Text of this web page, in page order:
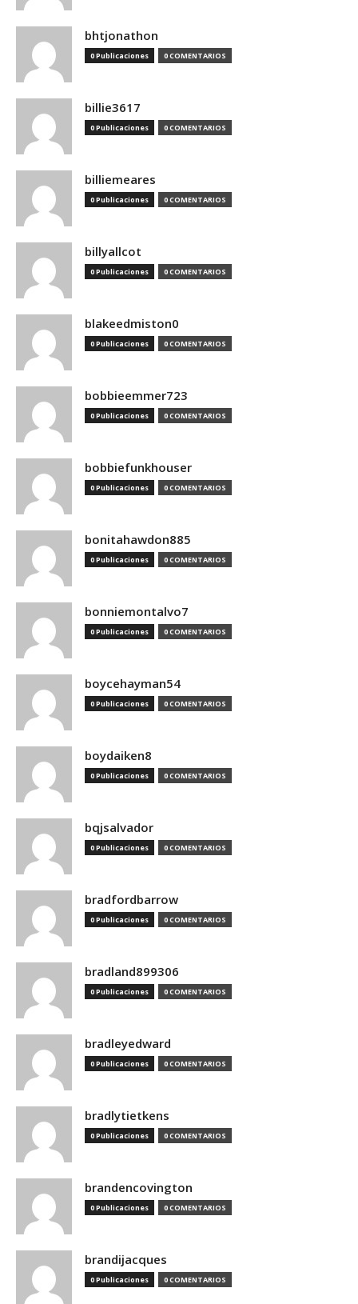
bhtjonathon
0 Publicaciones 0 COMENTARIOS
billie3617
0 Publicaciones 0 COMENTARIOS
billiemeares
0 Publicaciones 0 COMENTARIOS
billyallcot
0 Publicaciones 0 COMENTARIOS
blakeedmiston0
0 Publicaciones 0 COMENTARIOS
bobbieemmer723
0 Publicaciones 0 COMENTARIOS
bobbiefunkhouser
0 Publicaciones 0 COMENTARIOS
bonitahawdon885
0 Publicaciones 0 COMENTARIOS
bonniemontalvo7
0 Publicaciones 0 COMENTARIOS
boycehayman54
0 Publicaciones 0 COMENTARIOS
boydaiken8
0 Publicaciones 0 COMENTARIOS
bqjsalvador
0 Publicaciones 0 COMENTARIOS
bradfordbarrow
0 Publicaciones 0 COMENTARIOS
bradland899306
0 Publicaciones 0 COMENTARIOS
bradleyedward
0 Publicaciones 0 COMENTARIOS
bradlytietkens
0 Publicaciones 0 COMENTARIOS
brandencovington
0 Publicaciones 0 COMENTARIOS
brandijacques
0 Publicaciones 0 COMENTARIOS